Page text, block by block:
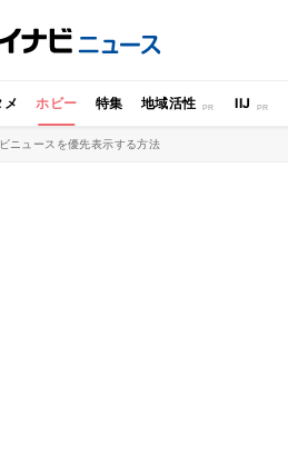
メ ホビー 特集 地域活性 IIJ
ニュースを優先表示する方法